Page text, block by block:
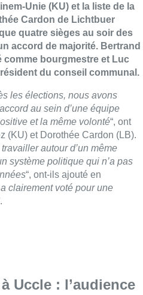
-Unie (KU) et la liste de la
Cardon de Lichtbuer
quatre sièges au soir des
accord de majorité. Bertrand
comme bourgmestre et Luc
du conseil communal.
les élections, nous avons
au sein d’une équipe
et la même volonté“, ont
(KU) et Dorothée Cardon (LB).
autour d’un même
système politique qui n’a pas
“, ont-ils ajouté en
clairement voté pour une
Uccle : l’audience